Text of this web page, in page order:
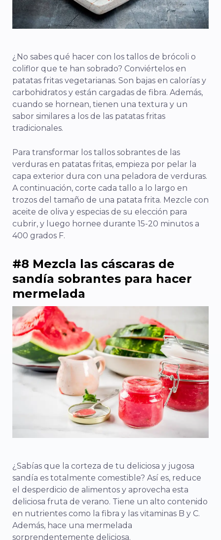
¿No sabes qué hacer con los tallos de brócoli o
coliflor que te han sobrado? Conviértelos en
patatas fritas vegetarianas. Son bajas en calorías y
carbohidratos y están cargadas de fibra. Además,
cuando se hornean, tienen una textura y un
sabor similares a los de las patatas fritas
tradicionales.
Para transformar los tallos sobrantes de las
verduras en patatas fritas, empieza por pelar la
capa exterior dura con una peladora de verduras.
A continuación, corte cada tallo a lo largo en
trozos del tamaño de una patata frita. Mezcle con
aceite de oliva y especias de su elección para
cubrir, y luego hornee durante 15-20 minutos a
400 grados F.
#8 Mezcla las cáscaras de
sandía sobrantes para hacer
mermelada
¿Sabías que la corteza de tu deliciosa y jugosa
sandía es totalmente comestible? Así es, reduce
el desperdicio de alimentos y aprovecha esta
deliciosa fruta de verano. Tiene un alto contenido
en nutrientes como la fibra y las vitaminas B y C.
Además, hace una mermelada
sorprendentemente deliciosa.